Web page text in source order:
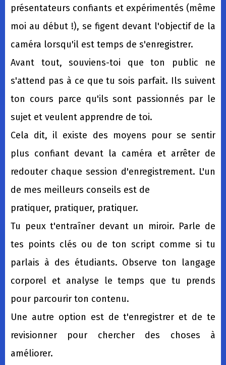
présentateurs confiants et expérimentés (même
moi au début !), se figent devant l'objectif de la
caméra lorsqu'il est temps de s'enregistrer.
Avant tout, souviens-toi que ton public ne
s'attend pas à ce que tu sois parfait. Ils suivent
ton cours parce qu'ils sont passionnés par le
sujet et veulent apprendre de toi.
Cela dit, il existe des moyens pour se sentir
plus confiant devant la caméra et arrêter de
redouter chaque session d'enregistrement. L'un
de mes meilleurs conseils est de
pratiquer, pratiquer, pratiquer.
Tu peux t'entraîner devant un miroir. Parle de
tes points clés ou de ton script comme si tu
parlais à des étudiants. Observe ton langage
corporel et analyse le temps que tu prends
pour parcourir ton contenu.
Une autre option est de t'enregistrer et de te
revisionner pour chercher des choses à
améliorer.